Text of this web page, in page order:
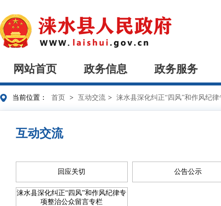
网站首页 政务信息 政务服务
当前位置： 首页 > 互动交流 > 涞水县深化纠正“四风”和作风纪
互动交流
回应关切 公告公示
涞水县深化纠正“四风”和作风纪律专
项整治公众留言专栏